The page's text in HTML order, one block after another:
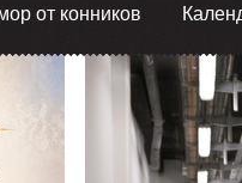
от конников